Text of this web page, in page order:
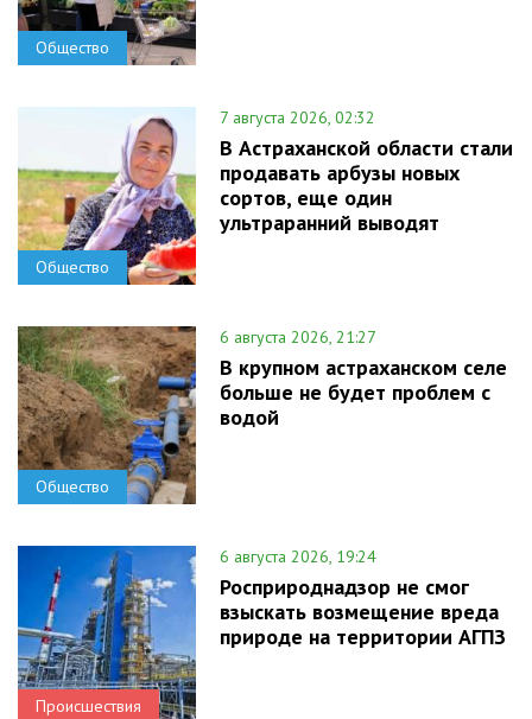
Общество
Общество
7 августа 2026, 02:32
В Астраханской области стали
продавать арбузы новых
сортов, еще один
ультраранний выводят
Общество
6 августа 2026, 21:27
В крупном астраханском селе
больше не будет проблем с
водой
Происшествия
6 августа 2026, 19:24
Росприроднадзор не смог
взыскать возмещение вреда
природе на территории АГПЗ